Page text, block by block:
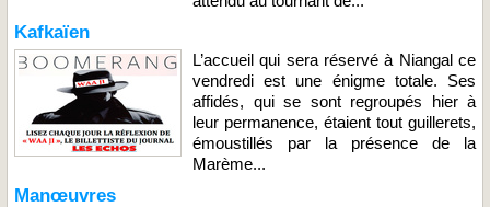
Kafkaïen
L’accueil qui sera réservé à Niangal ce
vendredi est une énigme totale. Ses
affidés, qui se sont regroupés hier à
leur permanence, étaient tout guillerets,
émoustillés par la présence de la
Marème...
Manœuvres